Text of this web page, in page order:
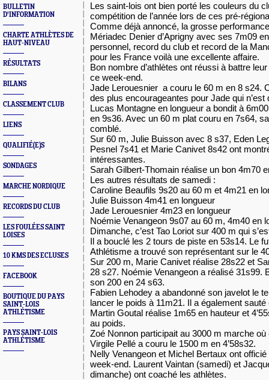
BULLETIN
D'INFORMATION
CHARTE ATHLÈTES DE
HAUT-NIVEAU
RÉSULTATS
BILANS
CLASSEMENT CLUB
LIENS
QUALIFIÉ(E)S
SONDAGES
MARCHE NORDIQUE
RECORDS DU CLUB
LES FOULÉES SAINT
LOISES
10 KMS DES ECLUSES
FACEBOOK
BOUTIQUE DU PAYS
SAINT-LOIS
ATHLÉTISME
PAYS SAINT-LOIS
ATHLÉTISME
Les saint-lois ont bien porté les couleurs du
compétition de l’année lors de ces pré-
Comme déjà annoncé, la grosse
Mériadec Denier d’Aprigny avec ses 7m09
personnel, record du club et record de la
pour les France voilà une excellente affaire.
Bon nombre d’athlètes ont réussi à battre
ce week-end.
Jade Lerouesnier a couru le 60 m en 8 s24.
des plus encourageantes pour Jade qui
Lucas Montagne en longueur a bondit à
en 9s36. Avec un 60 m plat couru en 7s64,
comblé.
Sur 60 m, Julie Buisson avec 8 s37, Eden
Pesnel 7s41 et Marie Canivet 8s42 ont
intéressantes.
Sarah Gilbert-Thomain réalise un bon 4m70
Les autres résultats de samedi :
Caroline Beaufils 9s20 au 60 m et 4m21 en
Julie Buisson 4m41 en longueur
Jade Lerouesnier 4m23 en longueur
Noémie Venangeon 9s07 au 60 m, 4m40 en
Dimanche, c’est Tao Loriot sur 400 m qui
Il a bouclé les 2 tours de piste en 53s14. Le
Athlétisme a trouvé son représentant sur le
Sur 200 m, Marie Canivet réalise 28s22 et
28 s27. Noémie Venangeon a réalisé 31s99.
son 200 en 24 s63.
Fabien Lehodey a abandonné son javelot le
lancer le poids à 11m21. Il a également
Martin Goutal réalise 1m65 en hauteur et
au poids.
Zoé Nonnon participait au 3000 m marche où
Virgile Pellé a couru le 1500 m en 4’58s32.
Nelly Venangeon et Michel Bertaux ont
week-end. Laurent Vaintan (samedi) et
dimanche) ont coaché les athlètes.